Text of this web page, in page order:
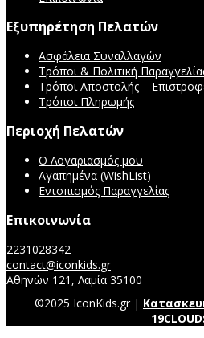
Εξυπηρέτηση Πελατών
Ασφάλεια Συναλλαγών
Τρόποι & Πολιτική
Τρόποι Αποστολής –
Τρόποι Πληρωμής
Περιοχή Πελατών
Ο Λογαριασμός μου
Αγαπημένα (WishList)
Εντοπισμός Παραγγελίας
Επικοινωνία
2231028342
contact@iconkids.gr
Αθηνών 121, Λαμία 35100
©2025 IconKids.gr |